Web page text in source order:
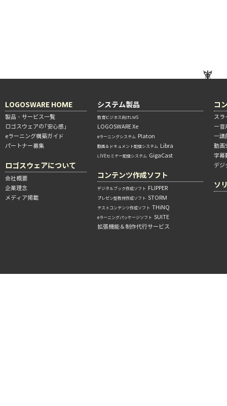
LOGOSWARE HOME
製品・サービス一覧
ロゴスウェアの「安心感」
eラーニング構築ガイド
パートナー募集
ロゴスウェアについて
会社概要
企業理念
メディア掲載
システム製品
教育ビジネス向けLMS
LOGOSWARE Xe
eラーニングシステム Platon
動画＆ドキュメント配信システム Libra
LIVEセミナー配信システム GigaCast
コンテンツ作成ソフト
デジタルブック作成ソフト FLIPPER
プレゼン型教材作成ソフト STORM
テストコンテンツ作成ソフト THiNQ
eラーニングパッケージソフト SUITE
拡張機能＆制作代行サービス
コ
スラ
―音
―講
動画
字幕
デジ
ソ